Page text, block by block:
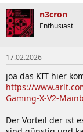
n3cron
Enthusiast
17.02.2026
joa das KIT hier
https://
Gaming-X-V2-
Der Vorteil der ist